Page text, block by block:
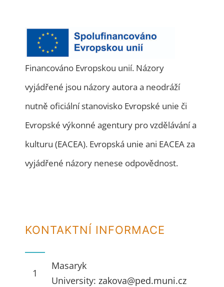
Financováno Evropskou unií. Názory
vyjádřené jsou názory autora a neodráží
nutně oficiální stanovisko Evropské unie či
Evropské výkonné agentury pro vzdělávání a
kulturu (EACEA). Evropská unie ani EACEA za
vyjádřené názory nenese odpovědnost.
KONTAKTNÍ INFORMACE
1
Masaryk
University: zakova@ped.muni.cz